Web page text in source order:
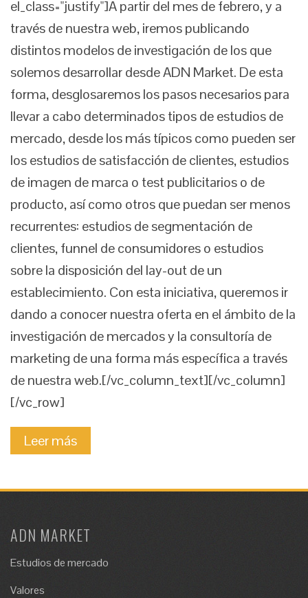
el_class="justify"]A partir del mes de febrero, y a
través de nuestra web, iremos publicando
distintos modelos de investigación de los que
solemos desarrollar desde ADN Market. De esta
forma, desglosaremos los pasos necesarios para
llevar a cabo determinados tipos de estudios de
mercado, desde los más típicos como pueden ser
los estudios de satisfacción de clientes, estudios
de imagen de marca o test publicitarios o de
producto, así como otros que puedan ser menos
recurrentes: estudios de segmentación de
clientes, funnel de consumidores o estudios
sobre la disposición del lay-out de un
establecimiento. Con esta iniciativa, queremos ir
dando a conocer nuestra oferta en el ámbito de la
investigación de mercados y la consultoría de
marketing de una forma más específica a través
de nuestra web.[/vc_column_text][/vc_column]
[/vc_row]
Leer más
ADN MARKET
Estudios de mercado
Valores